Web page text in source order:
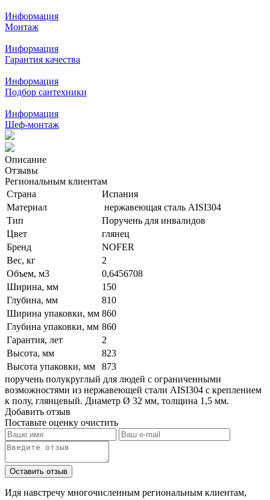
Информация
Монтаж
Информация
Гарантия качества
Информация
Подбор сантехники
Информация
Шеф-монтаж
Описание
Отзывы
Региональным клиентам
Страна
Испания
Материал
нержавеющая сталь AISI304
Тип
Поручень для инвалидов
Цвет
глянец
Бренд
NOFER
Вес, кг
2
Объем, м3
0,6456708
Ширина, мм
150
Глубина, мм
810
Ширина упаковки, мм 860
Глубина упаковки, мм 860
Гарантия, лет
2
Высота, мм
823
Высота упаковки, мм
873
поручень полукруглый для людей с ограниченными
возможностями из нержавеющей стали AISI304 с креплением
к полу, глянцевый. Диаметр Ø 32 мм, толщина 1,5 мм.
Добавить отзыв
Поставьте оценку очистить
Идя навстречу многочисленным региональным клиентам,